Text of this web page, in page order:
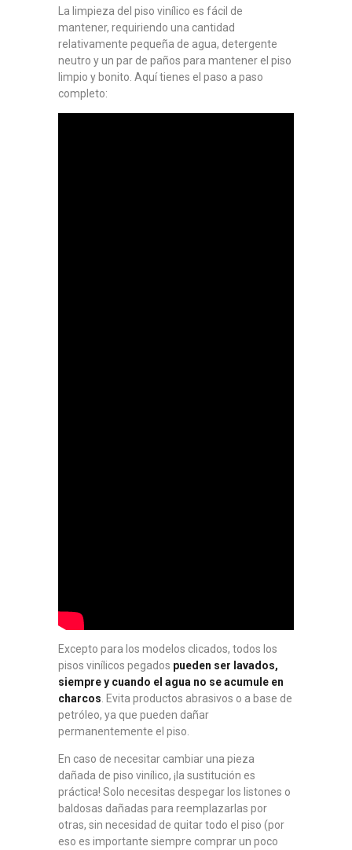
La limpieza del piso vinílico es fácil de
mantener, requiriendo una cantidad
relativamente pequeña de agua, detergente
neutro y un par de paños para mantener el piso
limpio y bonito. Aquí tienes el paso a paso
completo:
Excepto para los modelos clicados, todos los
pisos vinílicos pegados pueden ser lavados,
siempre y cuando el agua no se acumule en
charcos . Evita productos abrasivos o a base de
petróleo, ya que pueden dañar
permanentemente el piso.
En caso de necesitar cambiar una pieza
dañada de piso vinílico, ¡la sustitución es
práctica! Solo necesitas despegar los listones o
baldosas dañadas para reemplazarlas por
otras, sin necesidad de quitar todo el piso (por
eso es importante siempre comprar un poco